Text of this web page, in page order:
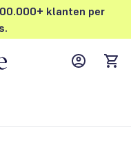
klanten per
MyFFM